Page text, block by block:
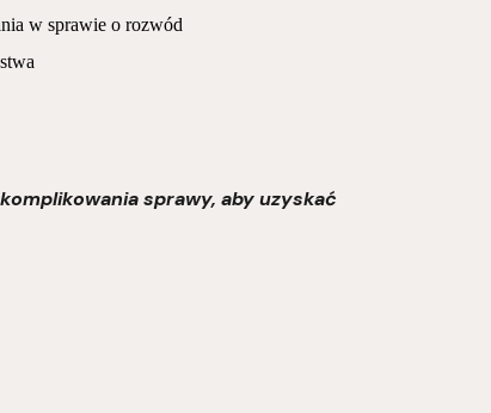
w sprawie o rozwód
sprawy, aby uzyskać